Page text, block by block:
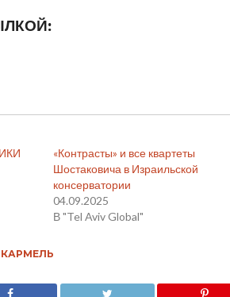
«Контрасты» и все квартеты
Шостаковича в Израильской
консерватории
04.09.2025
В "Tel Aviv Global"
КАРМЕЛЬ